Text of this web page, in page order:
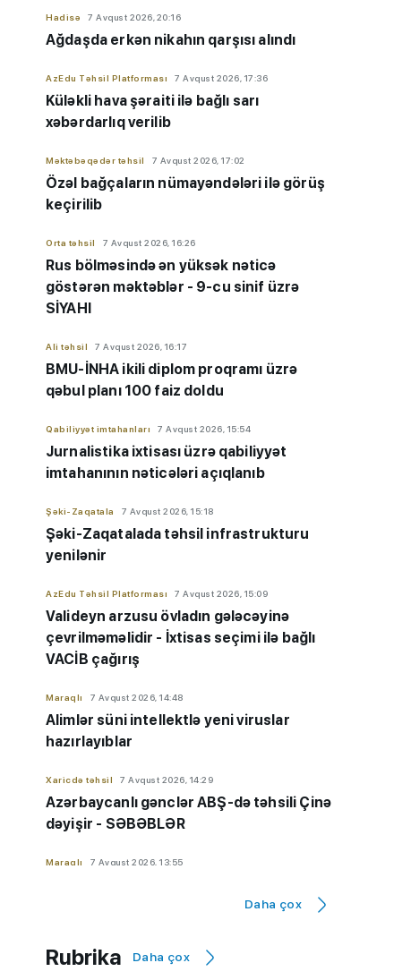
Hadisə 7 Avqust 2026, 20:16
Ağdaşda erkən nikahın qarşısı alındı
AzEdu Təhsil Platforması 7 Avqust 2026, 17:36
Küləkli hava şəraiti ilə bağlı sarı
xəbərdarlıq verilib
Məktəbəqədər təhsil 7 Avqust 2026, 17:02
Özəl bağçaların nümayəndələri ilə görüş
keçirilib
Orta təhsil 7 Avqust 2026, 16:26
Rus bölməsində ən yüksək nəticə
göstərən məktəblər - 9-cu sinif üzrə
SİYAHI
Ali təhsil 7 Avqust 2026, 16:17
BMU-İNHA ikili diplom proqramı üzrə
qəbul planı 100 faiz doldu
Qabiliyyət imtahanları 7 Avqust 2026, 15:54
Jurnalistika ixtisası üzrə qabiliyyət
imtahanının nəticələri açıqlanıb
Şəki-Zaqatala 7 Avqust 2026, 15:18
Şəki-Zaqatalada təhsil infrastrukturu
yenilənir
AzEdu Təhsil Platforması 7 Avqust 2026, 15:09
Valideyn arzusu övladın gələcəyinə
çevrilməməlidir - İxtisas seçimi ilə bağlı
VACİB çağırış
Maraqlı 7 Avqust 2026, 14:48
Alimlər süni intellektlə yeni viruslar
hazırlayıblar
Xaricdə təhsil 7 Avqust 2026, 14:29
Azərbaycanlı gənclər ABŞ-də təhsili Çinə
dəyişir - SƏBƏBLƏR
Maraqlı 7 Avqust 2026, 13:55
Azərbaycanla Tacikistan arasında
Daha çox
Rubrika Daha çox